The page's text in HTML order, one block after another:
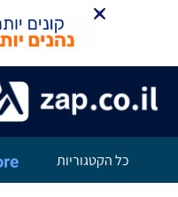
כל הקטגוריות